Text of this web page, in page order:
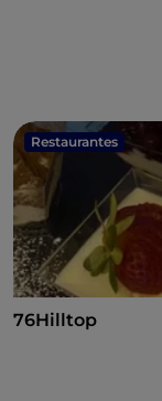
Restaurantes
76Hilltop